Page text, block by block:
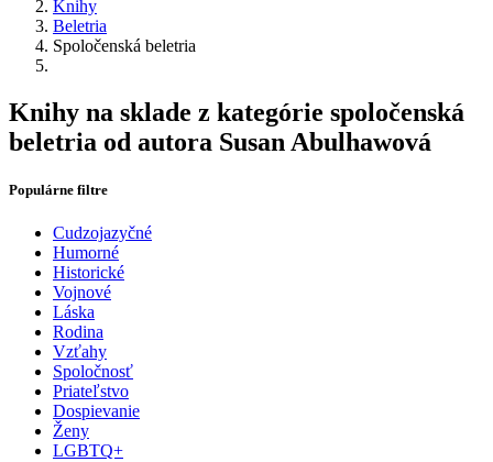
Knihy
Beletria
Spoločenská beletria
Knihy na sklade z kategórie spoločenská
beletria od autora Susan Abulhawová
Populárne filtre
Cudzojazyčné
Humorné
Historické
Vojnové
Láska
Rodina
Vzťahy
Spoločnosť
Priateľstvo
Dospievanie
Ženy
LGBTQ+